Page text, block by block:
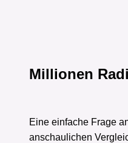
Millionen
Eine einfache Frage
anschaulichen